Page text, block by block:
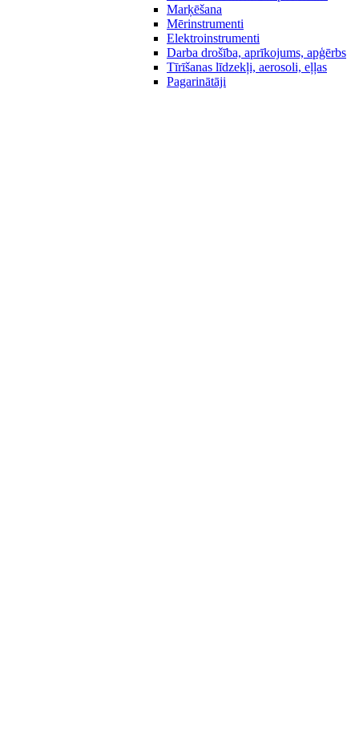
Marķēšana
Mērinstrumenti
Elektroinstrumenti
Darba drošība, aprīkojums, apģērbs
Tīrīšanas līdzekļi, aerosoli, eļļas
Pagarinātāji